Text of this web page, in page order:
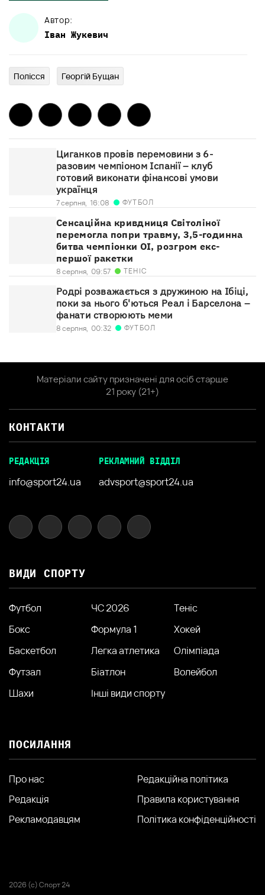
Автор:
Іван Жукевич
Полісся Георгій Бущан
Циганков провів перемовини з 6-
разовим чемпіоном Іспанії – клуб
готовий виконати фінансові умови
українця
7 серпня, 16:08 ФУТБОЛ
Сенсаційна кривдниця Світоліної
перемогла попри травму, 3,5-годинна
битва чемпіонки ОІ, розгром екс-
першої ракетки
8 серпня, 09:57 ТЕНІС
Родрі розважається з дружиною на Ібіці,
поки за нього б'ються Реал і Барселона –
фанати створюють меми
8 серпня, 00:32 ФУТБОЛ
Матеріали сайту призначені для осіб старше
21 року (21+)
КОНТАКТИ
РЕДАКЦІЯ
info@sport24.ua
РЕКЛАМНИЙ ВІДДІЛ
advsport@sport24.ua
ВИДИ СПОРТУ
Футбол ЧС 2026
Теніс
Бокс
Формула 1
Хокей
Баскетбол
Легка атлетика
Олімпіада
Футзал
Біатлон
Волейбол
Шахи
Інші види спорту
ПОСИЛАННЯ
Про нас
Редакція
Рекламодавцям
Редакційна політика
Правила користування
Політика конфіденційності
2026 (с) Спорт 24